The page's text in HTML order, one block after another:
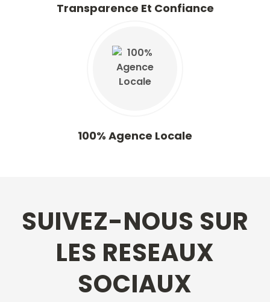
Transparence Et Confiance
100% Agence Locale
SUIVEZ-NOUS SUR
LES RESEAUX
SOCIAUX